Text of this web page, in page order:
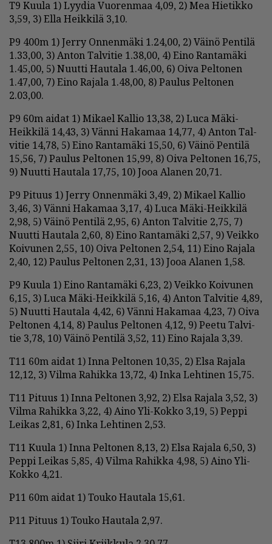
T9 Kuu­la 1) Lyy­dia Vuo­ren­maa 4,09, 2) Mea Hie­tik­ko
3,59, 3) El­la Heik­ki­lä 3,10.
P9 400m 1) Jer­ry On­nen­mä­ki 1.24,00, 2) Väi­nö Pen­ti­lä
1.33,00, 3) An­ton Tal­vi­tie 1.38,00, 4) Ei­no Ran­ta­mä­ki
1.45,00, 5) Nuut­ti Hau­ta­la 1.46,00, 6) Oi­va Pel­to­nen
1.47,00, 7) Ei­no Ra­ja­la 1.48,00, 8) Pau­lus Pel­to­nen
2.03,00.
P9 60m ai­dat 1) Mi­ka­el Kal­lio 13,38, 2) Luca Mäki-
Heik­ki­lä 14,43, 3) Vän­ni Ha­ka­maa 14,77, 4) An­ton Tal­
vi­tie 14,78, 5) Ei­no Ran­ta­mä­ki 15,50, 6) Väi­nö Pen­ti­lä
15,56, 7) Pau­lus Pel­to­nen 15,99, 8) Oi­va Pel­to­nen 16,75,
9) Nuut­ti Hau­ta­la 17,75, 10) Jooa Ala­nen 20,71.
P9 Pi­tuus 1) Jer­ry On­nen­mä­ki 3,49, 2) Mi­ka­el Kal­lio
3,46, 3) Vän­ni Ha­ka­maa 3,17, 4) Luca Mäki-Heik­ki­lä
2,98, 5) Väi­nö Pen­ti­lä 2,95, 6) An­ton Tal­vi­tie 2,75, 7)
Nuut­ti Hau­ta­la 2,60, 8) Ei­no Ran­ta­mä­ki 2,57, 9) Veik­ko
Koi­vu­nen 2,55, 10) Oi­va Pel­to­nen 2,54, 11) Ei­no Ra­ja­la
2,40, 12) Pau­lus Pel­to­nen 2,31, 13) Jooa Ala­nen 1,58.
P9 Kuu­la 1) Ei­no Ran­ta­mä­ki 6,23, 2) Veik­ko Koi­vu­nen
6,15, 3) Luca Mäki-Heik­ki­lä 5,16, 4) An­ton Tal­vi­tie 4,89,
5) Nuut­ti Hau­ta­la 4,42, 6) Vän­ni Ha­ka­maa 4,23, 7) Oi­va
Pel­to­nen 4,14, 8) Pau­lus Pel­to­nen 4,12, 9) Pee­tu Tal­vi­
tie 3,78, 10) Väi­nö Pen­ti­lä 3,52, 11) Ei­no Ra­ja­la 3,39.
T11 60m ai­dat 1) In­na Pel­to­nen 10,35, 2) El­sa Ra­ja­la
12,12, 3) Vil­ma Ra­hik­ka 13,72, 4) In­ka Leh­ti­nen 15,75.
T11 Pi­tuus 1) In­na Pel­to­nen 3,92, 2) El­sa Ra­ja­la 3,52, 3)
Vil­ma Ra­hik­ka 3,22, 4) Ai­no Yli-Kok­ko 3,19, 5) Pep­pi
Lei­kas 2,81, 6) In­ka Leh­ti­nen 2,53.
T11 Kuu­la 1) In­na Pel­to­nen 8,13, 2) El­sa Ra­ja­la 6,50, 3)
Pep­pi Lei­kas 5,85, 4) Vil­ma Ra­hik­ka 4,98, 5) Ai­no Yli-
Kok­ko 4,21.
P11 60m ai­dat 1) Tou­ko Hau­ta­la 15,61.
P11 Pi­tuus 1) Tou­ko Hau­ta­la 2,97.